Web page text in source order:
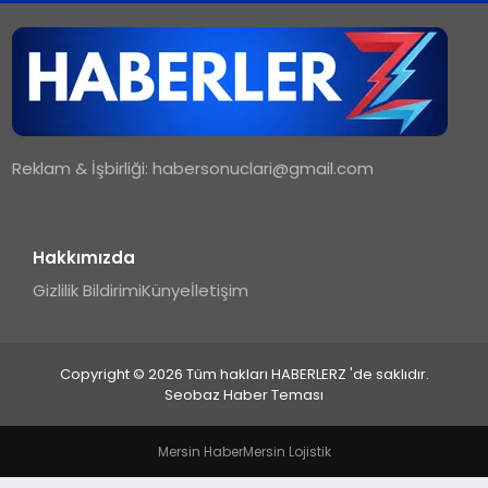
TEKNOLOJI
Reklam & İşbirliği:habersonuclari@gmail.com
Hakkımızda
Gizlilik BildirimiKünyeİletişim
Copyright © 2026 Tüm hakları HABERLERZ 'de saklıdır.
Seobaz Haber Teması
Mersin HaberMersin Lojistik